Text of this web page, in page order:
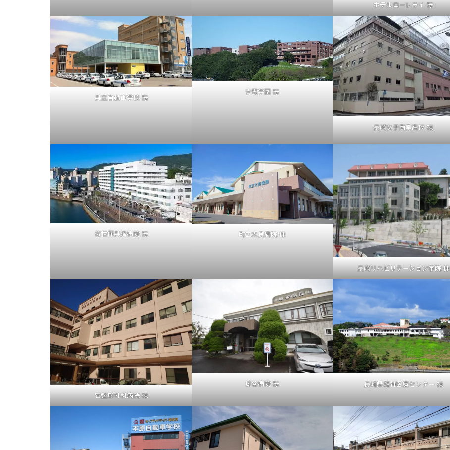
ホテルローレライ 様
共立自動車学校 様
青雲学園 様
長崎女子商業高校 様
佐世保共済病院 様 町立太良病院 様
長崎リハビリテーション学院 様
菅整形外科病院 様
城谷病院 様
長崎県精神医療センター 様